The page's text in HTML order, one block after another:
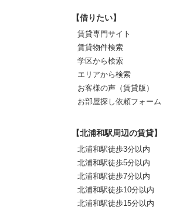
【借りたい】
賃貸専門サイト
賃貸物件検索
学区から検索
エリアから検索
お客様の声（賃貸版）
お部屋探し依頼フォーム
【北浦和駅周辺の賃貸】
北浦和駅徒歩3分以内
北浦和駅徒歩5分以内
北浦和駅徒歩7分以内
北浦和駅徒歩10分以内
北浦和駅徒歩15分以内